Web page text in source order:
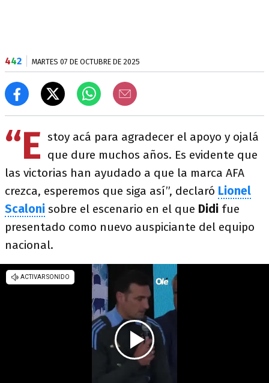
442 MARTES 07 DE OCTUBRE DE 2025
“E stoy acá para agradecer el apoyo y ojalá
que dure muchos años. Es evidente que
las victorias han ayudado a que la marca AFA
crezca, esperemos que siga así”, declaró Lionel
Scaloni sobre el escenario en el que Didi fue
presentado como nuevo auspiciante del equipo
nacional.